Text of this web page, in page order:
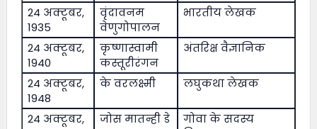
24 अक्टूबर,
1935
वृंदावनम
वेणुगोपालन
भारतीय लेखक
24 अक्टूबर,
1940
कृष्णास्वामी
कस्तूरीरंगन
अंतरिक्ष वैज्ञानिक
24 अक्टूबर,
1948
के वरलक्ष्मी लघुकथा लेखक
24 अक्टूबर,
जोस मातन्ही डे
गोवा के सदस्य